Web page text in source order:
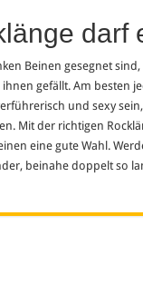
darf
Beinen gesegnet
ihnen gefällt. Am besten
und sexy
Mit der richtigen
eine gute Wahl.
beinahe doppelt so